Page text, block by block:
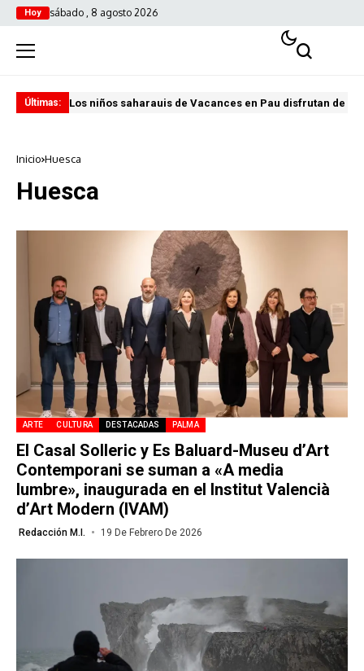
Hoy sábado , 8 agosto 2026
Últimas: Los niños saharauis de Vacances en Pau disfrutan de
Inicio Huesca
Huesca
ARTE CULTURA DESTACADAS PALMA
El Casal Solleric y Es Baluard-Museu d’Art
Contemporani se suman a «A media
lumbre», inaugurada en el Institut Valencià
d’Art Modern (IVAM)
Redacción M.I. 19 De Febrero De 2026